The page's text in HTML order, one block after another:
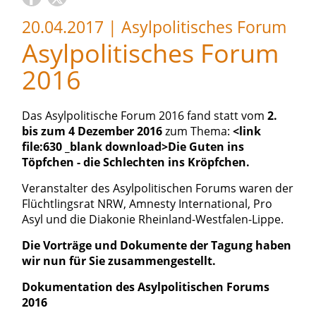
20.04.2017 | Asylpolitisches Forum
Asylpolitisches Forum
2016
Das Asylpolitische Forum 2016 fand statt vom 2.
bis zum 4 Dezember 2016zum Thema: <link
file:630 _blank download>Die Guten ins
Töpfchen - die Schlechten ins Kröpfchen.
Veranstalter des Asylpolitischen Forums waren der
Flüchtlingsrat NRW, Amnesty International, Pro
Asyl und die Diakonie Rheinland-Westfalen-Lippe.
Die Vorträge und Dokumente der Tagung haben
wir nun für Sie zusammengestellt.
Dokumentation des Asylpolitischen Forums
2016